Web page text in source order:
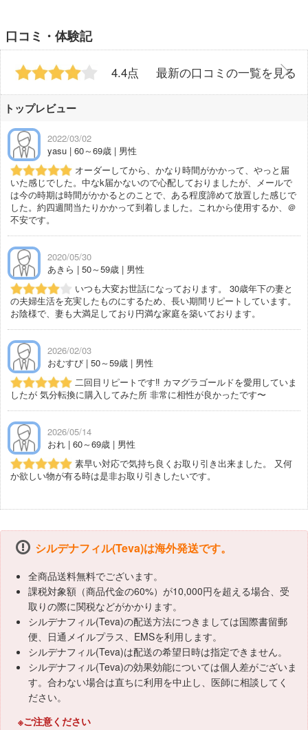
口コミ・体験記
4.4点 最新の口コミの一覧を見る
トップレビュー
2022/03/02
yasu | 60～69歳 | 男性
オーダーしてから、かなり時間がかかって、やっと届
いた感じでした。中なk届かないので心配しておりましたが、メールで
は今の時期は時間がかかるとのことで、ある程度諦めて放置した感じで
した。約四週間当たりかかって到着しました。これから使用するか、＠
不安です。
2020/05/30
あきら | 50～59歳 | 男性
いつも大変お世話になっております。 30歳年下の妻と
の夫婦生活を充実したものにするため、長い期間リピートしています。
お陰様で、妻も大満足しており円満な家庭を築いております。
2026/02/03
おむすび | 50～59歳 | 男性
二回目リピートです‼︎ カマグラゴールドを愛用していま
したが 気分転換に購入してみた所 非常に相性が良かったです〜
2026/05/14
おれ | 60～69歳 | 男性
素早い対応で気持ち良くお取り引き出来ました。 又何
か欲しい物が有る時は是非お取り引きしたいです。
シルデナフィル(Teva)は海外発送です。
全商品送料無料でございます。
課税対象額（商品代金の60%）が10,000円を超える場合、受
取りの際に関税などがかかります。
シルデナフィル(Teva)の配送方法につきましては国際書留郵
便、日通メイルプラス、EMSを利用します。
シルデナフィル(Teva)は配送の希望日時は指定できません。
シルデナフィル(Teva)の効果効能については個人差がございま
す。合わない場合は直ちに利用を中止し、医師に相談してく
ださい。
※ご注意ください